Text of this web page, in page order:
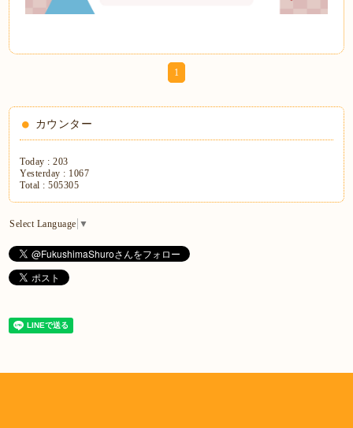
1
カウンター
Today :203
Yesterday : 1067
Total :505305
Select Language ▼